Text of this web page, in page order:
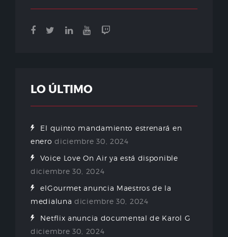
LO ÚLTIMO
El quinto mandamiento estrenará en
enero diciembre 30, 2024
Voice Love On Air ya está disponible
diciembre 30, 2024
elGourmet anuncia Maestros de la
medialuna diciembre 30, 2024
Netflix anuncia documental de Karol G
diciembre 30, 2024